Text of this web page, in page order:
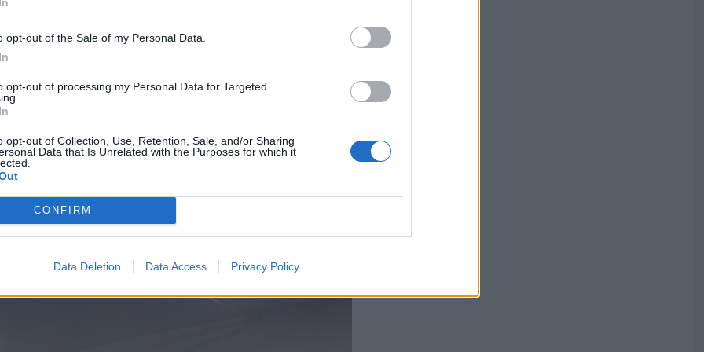
opt-out of the Sale of my Personal Data.
opt-out of processing my Personal Data for Targeted
opt-out of Collection, Use, Retention, Sale, and/or Sharing
Data that Is Unrelated with the Purposes for which it
CONFIRM
Data Deletion Data Access Privacy Policy
és azokkal
a radiológushoz.
készít, így bárhol, bárki ki
Ezért a röntgenorvosunk
valamint online is a